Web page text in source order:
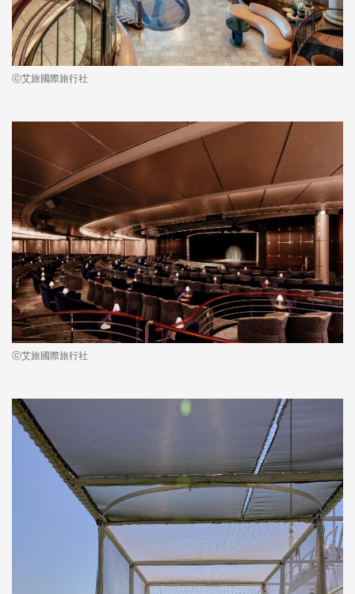
ⓒ艾旅國際旅行社
ⓒ艾旅國際旅行社